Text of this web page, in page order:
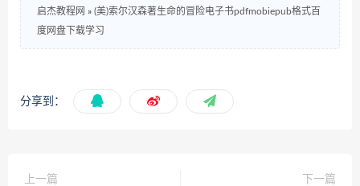
启杰教程网 » (美)索尔汉森著生命的冒险电子书pdfmobiepub格式百
度网盘下载学习
分享到：
上一篇
下一篇